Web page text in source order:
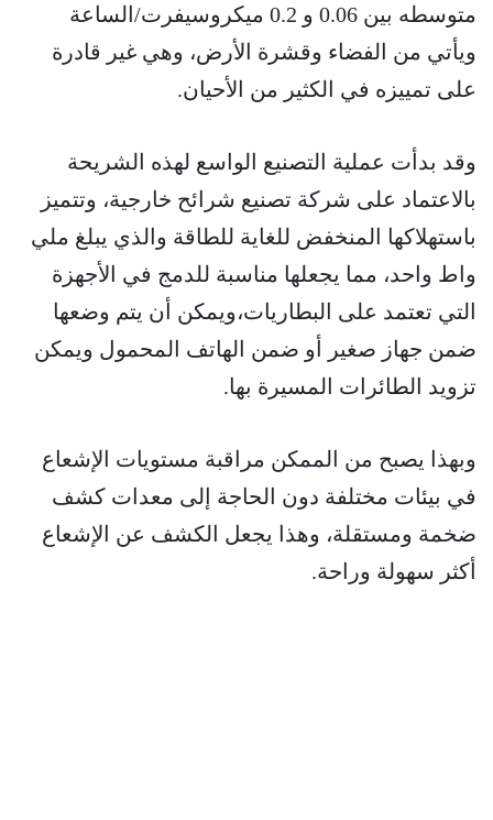
متوسطه بين 0.06 و 0.2 ميكروسيفرت/الساعة
ويأتي من الفضاء وقشرة الأرض، وهي غير قادرة
على تمييزه في الكثير من الأحيان.
وقد بدأت عملية التصنيع الواسع لهذه الشريحة
بالاعتماد على شركة تصنيع شرائح خارجية، وتتميز
باستهلاكها المنخفض للغاية للطاقة والذي يبلغ ملي
واط واحد، مما يجعلها مناسبة للدمج في الأجهزة
التي تعتمد على البطاريات،ويمكن أن يتم وضعها
ضمن جهاز صغير أو ضمن الهاتف المحمول ويمكن
تزويد الطائرات المسيرة بها.
وبهذا يصبح من الممكن مراقبة مستويات الإشعاع
في بيئات مختلفة دون الحاجة إلى معدات كشف
ضخمة ومستقلة، وهذا يجعل الكشف عن الإشعاع
أكثر سهولة وراحة.